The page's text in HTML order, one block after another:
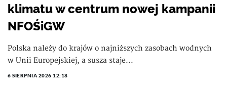
klimatu w centrum nowej kampanii
NFOŚiGW
Polska należy do krajów o najniższych zasobach wodnych
w Unii Europejskiej, a susza staje...
6 SIERPNIA 2026 12:18